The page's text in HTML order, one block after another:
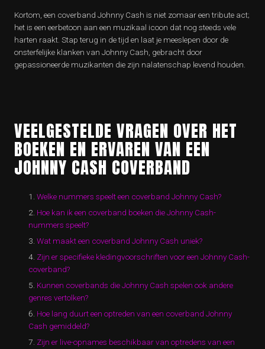
Kortom, een coverband Johnny Cash is niet zomaar een tribute act;
het is een eerbetoon aan een muzikaal icoon dat nog steeds vele
harten raakt. Stap terug in de tijd en laat je meeslepen door de
onsterfelijke klanken van Johnny Cash, gebracht door
gepassioneerde muzikanten die zijn nalatenschap levend houden.
VEELGESTELDE VRAGEN OVER HET
BOEKEN EN ERVAREN VAN EEN
JOHNNY CASH COVERBAND
Welke nummers speelt een coverband Johnny Cash?
Hoe kan ik een coverband boeken die Johnny Cash-
nummers speelt?
Wat maakt een coverband Johnny Cash uniek?
Zijn er specifieke kledingvoorschriften voor een Johnny Cash-
coverband?
Kunnen coverbands die Johnny Cash spelen ook andere
genres vertolken?
Hoe lang duurt een optreden van een coverband Johnny
Cash gemiddeld?
Zijn er live-opnames beschikbaar van optredens van een